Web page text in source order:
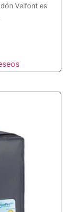
Velfont es